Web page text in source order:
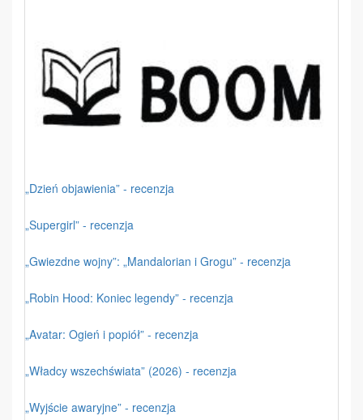
„Dzień objawienia” - recenzja
„Supergirl” - recenzja
„Gwiezdne wojny”: „Mandalorian i Grogu” - recenzja
„Robin Hood: Koniec legendy” - recenzja
„Avatar: Ogień i popiół” - recenzja
„Władcy wszechświata” (2026) - recenzja
„Wyjście awaryjne” - recenzja